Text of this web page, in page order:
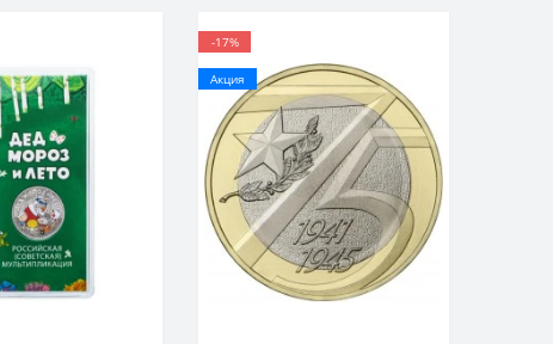
-17%
Акция